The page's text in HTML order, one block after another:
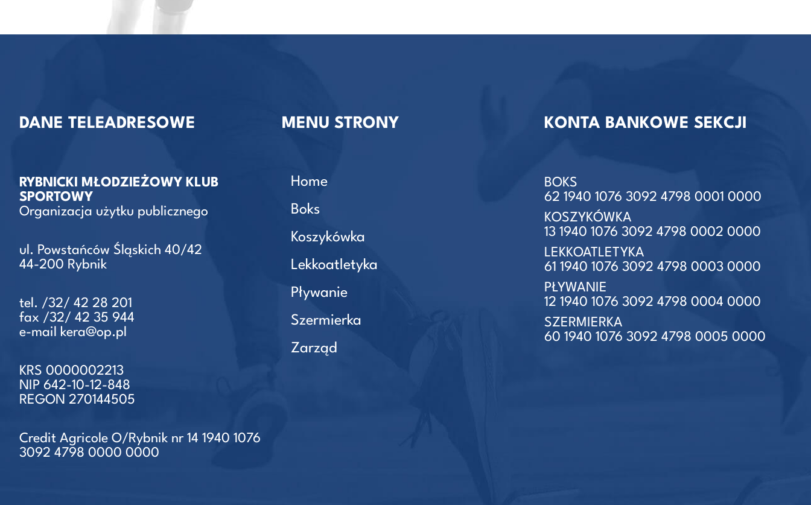
DANE TELEADRESOWE
RYBNICKI MŁODZIEŻOWY KLUB
SPORTOWY
Organizacja użytku publicznego
ul. Powstańców Śląskich 40/42
44-200 Rybnik
tel. /32/ 42 28 201
fax /32/ 42 35 944
e-mail kera@op.pl
KRS 0000002213
NIP 642-10-12-848
REGON 270144505
Credit Agricole O/Rybnik nr 14 1940 1076
3092 4798 0000 0000
MENU STRONY
Home
Boks
Koszykówka
Lekkoatletyka
Pływanie
Szermierka
Zarząd
KONTA BANKOWE SEKCJI
BOKS
62 1940 1076 3092 4798 0001 0000
KOSZYKÓWKA
13 1940 1076 3092 4798 0002 0000
LEKKOATLETYKA
61 1940 1076 3092 4798 0003 0000
PŁYWANIE
12 1940 1076 3092 4798 0004 0000
SZERMIERKA
60 1940 1076 3092 4798 0005 0000